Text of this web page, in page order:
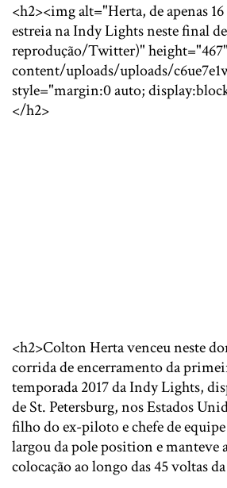
<h2><img alt="Herta, de apenas 16
estreia na Indy Lights neste final
reprodução/Twitter)"
content/uploads/uploads/
style="margin:0 auto;
</h2>
<h2>Colton Herta venceu neste
corrida de encerramento da
temporada 2017 da Indy Lights,
de St. Petersburg, nos Estados
filho do ex-piloto e chefe de
largou da pole position e manteve
colocação ao longo das 45 voltas